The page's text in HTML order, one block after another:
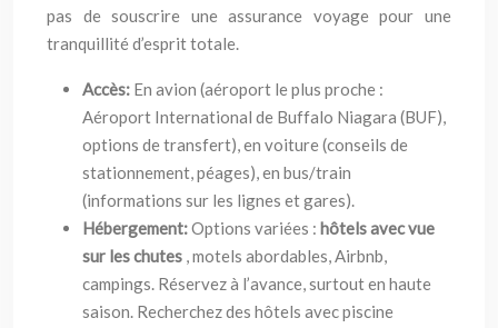
pas de souscrire une assurance voyage pour une
tranquillité d’esprit totale.
Accès: En avion (aéroport le plus proche :
Aéroport International de Buffalo Niagara (BUF),
options de transfert), en voiture (conseils de
stationnement, péages), en bus/train
(informations sur les lignes et gares).
Hébergement:Options variées : hôtels avec vue
sur les chutes , motels abordables, Airbnb,
campings. Réservez à l’avance, surtout en haute
saison. Recherchez des hôtels avec piscine